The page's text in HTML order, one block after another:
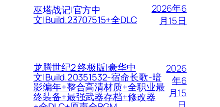
巫塔战记|官方中
文|Build.23707515+全DLC
2026年6
月15日
龙腾世纪2 终极版|豪华中
文|Build.20351532-宿命长歌-暗
影编年+整合高清材质+全职业最
终装备+最强武器存档+修改器
2026
年6
月15